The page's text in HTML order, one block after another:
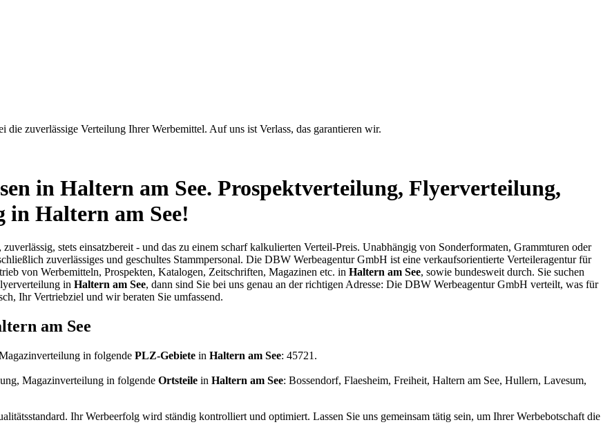
zuverlässige Verteilung Ihrer Werbemittel. Auf uns ist Verlass, das garantieren wir.
in Haltern am See. Prospektverteilung, Flyerverteilung,
Haltern am See!
zuverlässig, stets einsatzbereit - und das zu einem scharf kalkulierten Verteil-Preis. Unabhängig von Sonderformaten, Grammturen oder
zuverlässiges und geschultes Stammpersonal. Die DBW Werbeagentur GmbH ist eine verkaufsorientierte Verteileragentur für
von Werbemitteln, Prospekten, Katalogen, Zeitschriften, Magazinen etc. in Haltern am See, sowie bundesweit durch. Sie suchen
in Haltern am See, dann sind Sie bei uns genau an der richtigen Adresse: Die DBW Werbeagentur GmbH verteilt, was für
Ihr Vertriebziel und wir beraten Sie umfassend.
am See
in folgende PLZ-Gebiete in Haltern am See: 45721.
Magazinverteilung in folgende Ortsteile in Haltern am See: Bossendorf, Flaesheim, Freiheit, Haltern am See, Hullern, Lavesum,
Ihr Werbeerfolg wird ständig kontrolliert und optimiert. Lassen Sie uns gemeinsam tätig sein, um Ihrer Werbebotschaft die